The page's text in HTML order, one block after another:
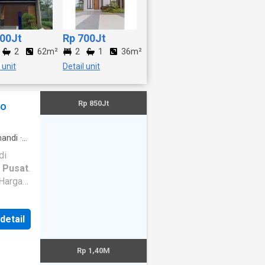
2 62m²
unit
Rp 700Jt
2 1 36m²
Detail unit
·
Pusat.
Rp 850Jt
Rp 1,40M